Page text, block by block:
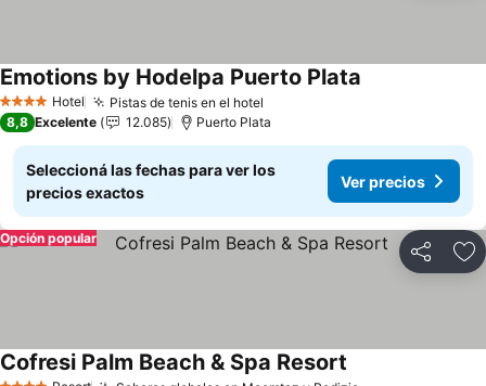
4 EstrellasHotel Pistas de tenis en el hotel
Emotions by Hodelpa Puerto Plata
8,8 Excelente 12.085 Puerto Plata
Seleccioná las fechas para ver los
precios exactos
Ver precios
Compartir
Opción popular
Cofresi Palm Beach & Spa Resort